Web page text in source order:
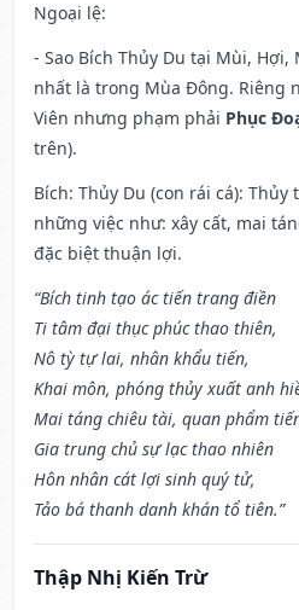
Ngoại lệ:
- Sao Bích Thủy Du tại Mùi, Hợi,
nhất là trong Mùa Đông. Riêng
Viên nhưng phạm phải Phục
trên).
Bích: Thủy Du (con rái cá):
những việc như: xây cất, mai
đặc biệt thuận lợi.
“Bích tinh tạo ác tiến trang điền
Ti tâm đại thục phúc thao thiên,
Nô tỳ tự lai, nhân khẩu tiến,
Khai môn, phóng thủy xuất anh
Mai táng chiêu tài, quan phẩm
Gia trung chủ sự lạc thao nhiên
Hôn nhân cát lợi sinh quý tử,
Tảo bá thanh danh khán tổ tiên.”
Thập Nhị Kiến Trừ